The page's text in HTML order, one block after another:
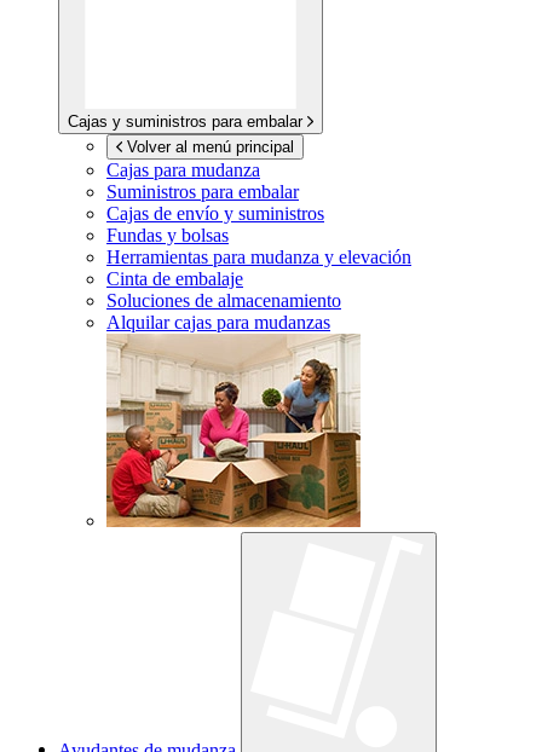
Cajas y suministros para embalar
Volver al menú principal
Cajas para mudanza
Suministros para embalar
Cajas de envío y suministros
Fundas y bolsas
Herramientas para mudanza y elevación
Cinta de embalaje
Soluciones de almacenamiento
Alquilar cajas para mudanzas